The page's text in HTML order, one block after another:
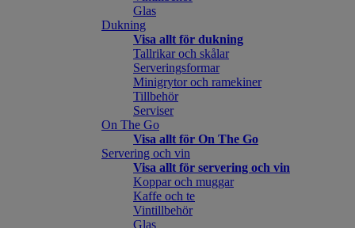
Glas
Dukning
Visa allt för dukning
Tallrikar och skålar
Serveringsformar
Minigrytor och ramekiner
Tillbehör
Serviser
On The Go
Visa allt för On The Go
Servering och vin
Visa allt för servering och vin
Koppar och muggar
Kaffe och te
Vintillbehör
Glas